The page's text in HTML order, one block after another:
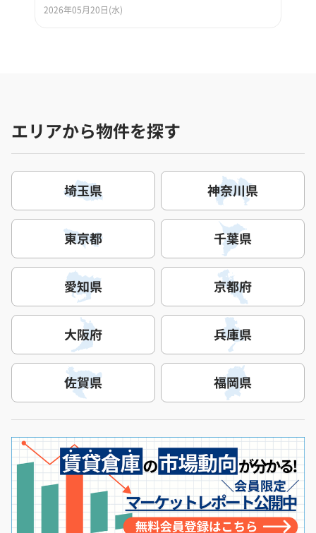
2026年05月20日(水)
エリアから物件を探す
埼玉県 神奈川県
東京都 千葉県
愛知県 京都府
大阪府 兵庫県
佐賀県 福岡県